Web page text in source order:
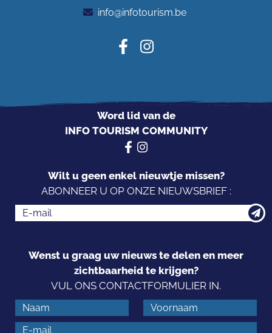
info@infotourism.be
Word lid van de
INFO TOURISM COMMUNITY
Wilt u geen enkel nieuwtje missen?
ABONNEER U OP ONZE NIEUWSBRIEF :
Wenst u graag uw nieuws te delen en meer
zichtbaarheid te krijgen?
VUL ONS CONTACTFORMULIER IN.